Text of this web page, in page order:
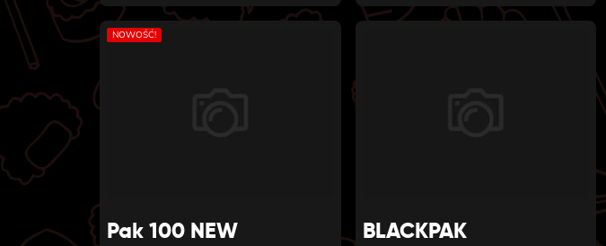
NOWOŚĆ!
Pak 100 NEW BLACKPAK